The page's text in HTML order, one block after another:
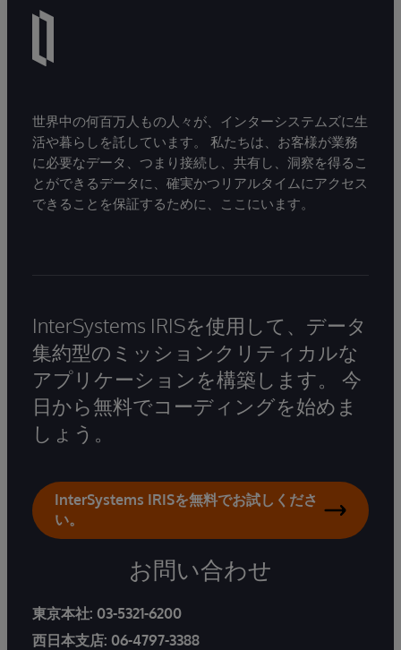
世界中の何百万人もの人々が、インターシステムズに生
活や暮らしを託しています。 私たちは、お客様が業務
に必要なデータ、つまり接続し、共有し、洞察を得るこ
とができるデータに、確実かつリアルタイムにアクセス
できることを保証するために、ここにいます。
InterSystems IRISを使用して、データ
集約型のミッションクリティカルな
アプリケーションを構築します。 今
日から無料でコーディングを始めま
しょう。
InterSystems IRISを無料でお試しくださ
い。
お問い合わせ
東京本社: 03-5321-6200
西日本支店: 06-4797-3388